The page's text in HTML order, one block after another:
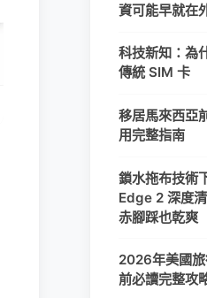
資可能早就在
科技新知：為
傳統 SIM 卡
移居馬來西亞
用完整指南
鎖水拖布技術
Edge 2 深度
赤腳踩也乾爽
2026年美國
前必讀完整攻